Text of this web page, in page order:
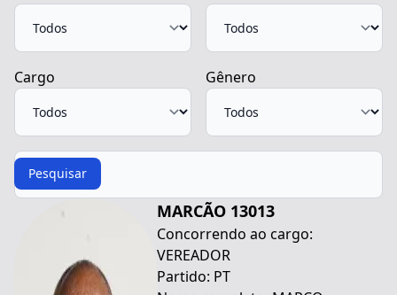
Cargo Gênero
Procurar
Pesquisar
MARCÃO 13013
Concorrendo ao cargo:
VEREADOR
Partido: PT